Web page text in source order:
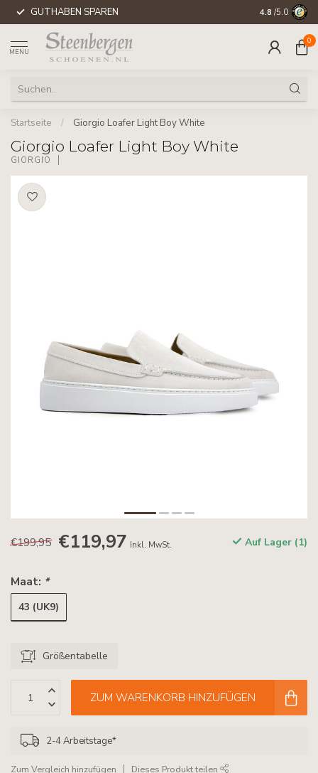
GUTHABEN SPAREN WELTWEITE
4.8 /5.0
MENU
0
Startseite / Giorgio Loafer Light Boy White
Giorgio Loafer Light Boy White
GIORGIO
€199,95 €119,97 Inkl. MwSt. Auf Lager (1)
Maat: *
43 (UK9)
Größentabelle
ZUM WARENKORB HINZUFÜGEN
2-4 Arbeitstage*
Zum Vergleich hinzufügen Dieses Produkt teilen